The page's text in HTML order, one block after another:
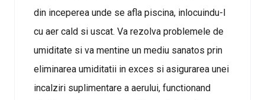
din inceperea unde se afla piscina, inlocuindu-l
cu aer cald si uscat. Va rezolva problemele de
umiditate si va mentine un mediu sanatos prin
eliminarea umiditatii in exces si asigurarea unei
incalziri suplimentare a aerului, functionand